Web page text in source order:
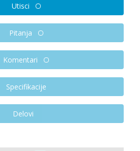
Utisci
Pitanja
Komentari
Specifikacije
Delovi